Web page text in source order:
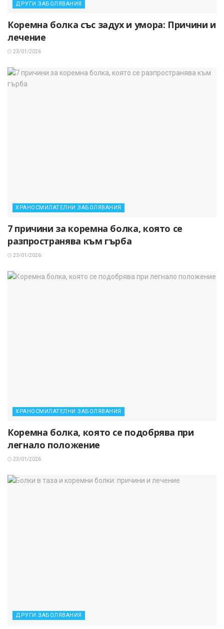
ДРУГИ ЗАБОЛЯВАНИЯ
Коремна болка със задух и умора: Причини и
лечение
23/01/2026
ХРАНОСМИЛАТЕЛНИ ЗАБОЛЯВАНИЯ
7 причини за коремна болка, която се
разпространява към гърба
23/01/2026
ХРАНОСМИЛАТЕЛНИ ЗАБОЛЯВАНИЯ
Коремна болка, която се подобрява при
легнало положение
23/01/2026
ДРУГИ ЗАБОЛЯВАНИЯ